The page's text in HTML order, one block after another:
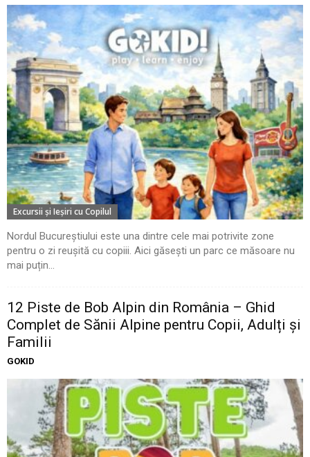
Excursii şi Ieşiri cu Copilul
Nordul Bucureștiului este una dintre cele mai potrivite zone
pentru o zi reușită cu copiii. Aici găsești un parc ce măsoare nu
mai puțin...
12 Piste de Bob Alpin din România – Ghid
Complet de Sănii Alpine pentru Copii, Adulți și
Familii
GOKID